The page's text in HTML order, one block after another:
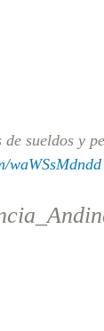
sueldos y
waWSsMdndd